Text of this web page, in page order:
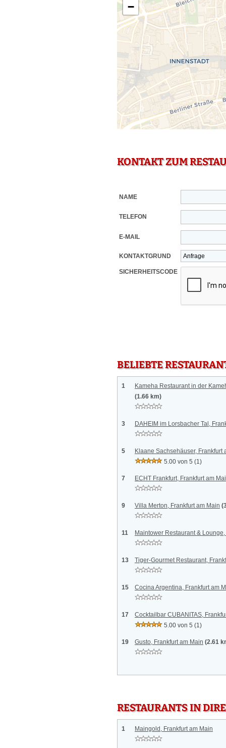
−
KONTAKT ZUM
NAME
TELEFON
E-MAIL
KONTAKTGRUND
SICHERHEITSCODE
BELIEBTE
1
Kameha Restaurant in der
(1.66 km)
3 DAHEIM im Lorsbacher Tal,
5
Klaane Sachsehäuser, Frankfurt
5.00 von 5 (1)
7 ECHT Frankfurt, Frankfurt am
9 Villa Merton, Frankfurt am Main
11 Maintower Restaurant &
13 Tiger-Gourmet Restaurant,
15 Cocina Argentina, Frankfurt am
17
Cocktailbar CUBANITAS,
5.00 von 5 (1)
19 Gusto, Frankfurt am Main (2.61
RESTAURANTS IN
1 Maingold, Frankfurt am Main